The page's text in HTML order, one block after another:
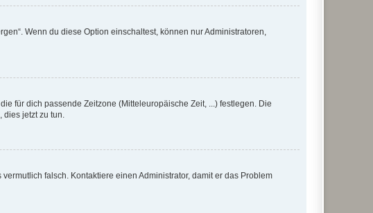
Wenn du diese Option einschaltest, können nur Administratoren,
für dich passende Zeitzone (Mitteleuropäische Zeit, ...) festlegen. Die
dies jetzt zu tun.
falsch. Kontaktiere einen Administrator, damit er das Problem